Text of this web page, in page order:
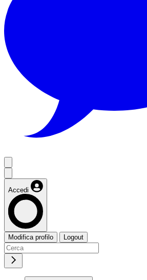
Accedi
Modifica profilo Logout